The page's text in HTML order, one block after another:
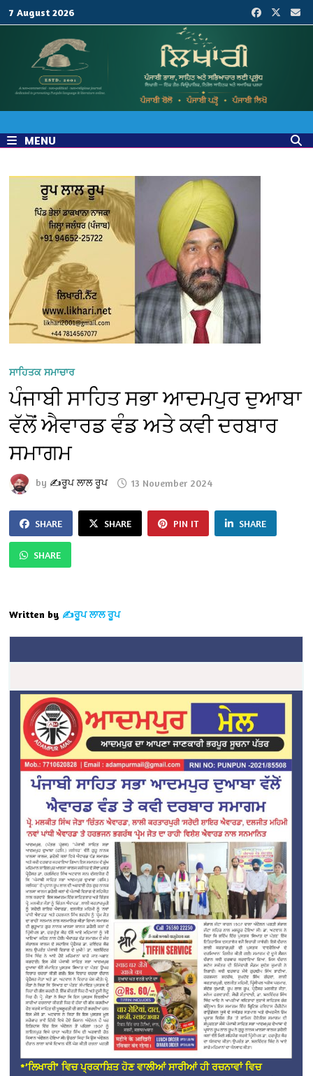
7 August 2026
MENU
ਸਾਹਿਤਕ ਸਮਾਚਾਰ
ਪੰਜਾਬੀ ਸਾਹਿਤ ਸਭਾ ਆਦਮਪੁਰ ਦੁਆਬਾ
ਵੱਲੋਂ ਐਵਾਰਡ ਵੰਡ ਅਤੇ ਕਵੀ ਦਰਬਾਰ
ਸਮਾਗਮ
by ✍️ਰੂਪ ਲਾਲ ਰੂਪ 13 November 2024
SHARE SHARE PIN IT SHARE
SHARE
Written by ✍️ਰੂਪ ਲਾਲ ਰੂਪ
*’ਲਿਖਾਰੀ’ ਵਿਚ ਪ੍ਰਕਾਸ਼ਿਤ ਹੋਣ ਵਾਲੀਆਂ ਸਾਰੀਆਂ ਹੀ ਰਚਨਾਵਾਂ ਵਿਚ